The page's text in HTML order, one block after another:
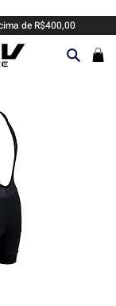
de R$400,00